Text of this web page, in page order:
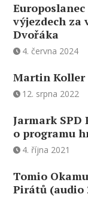
výjezdech za
Dvořáka
4. června 2024
Martin Koller
12. srpna 2022
Jarmark
o programu
4. října 2021
Tomio
Pirátů (audio